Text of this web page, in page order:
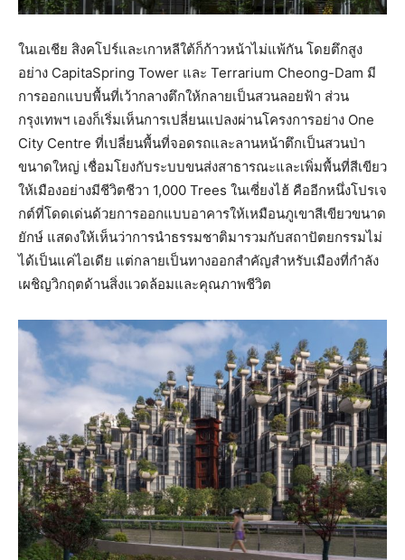
ในเอเชีย สิงคโปร์และเกาหลีใต้ก็ก้าวหน้าไม่แพ้กัน โดยตึกสูง
อย่าง CapitaSpring Tower และ Terrarium Cheong-Dam มี
การออกแบบพื้นที่เว้ากลางตึกให้กลายเป็นสวนลอยฟ้า ส่วน
กรุงเทพฯ เองก็เริ่มเห็นการเปลี่ยนแปลงผ่านโครงการอย่าง One
City Centre ที่เปลี่ยนพื้นที่จอดรถและลานหน้าตึกเป็นสวนป่า
ขนาดใหญ่ เชื่อมโยงกับระบบขนส่งสาธารณะและเพิ่มพื้นที่สีเขียว
ให้เมืองอย่างมีชีวิตชีวา 1,000 Trees ในเซี่ยงไฮ้ คืออีกหนึ่งโปรเจ
กต์ที่โดดเด่นด้วยการออกแบบอาคารให้เหมือนภูเขาสีเขียวขนาด
ยักษ์ แสดงให้เห็นว่าการนำธรรมชาติมารวมกับสถาปัตยกรรมไม่
ได้เป็นแค่ไอเดีย แต่กลายเป็นทางออกสำคัญสำหรับเมืองที่กำลัง
เผชิญวิกฤตด้านสิ่งแวดล้อมและคุณภาพชีวิต